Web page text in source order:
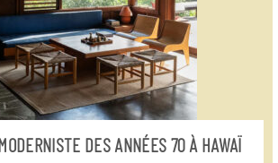
DES ANNÉES 70 À HAWAÏ